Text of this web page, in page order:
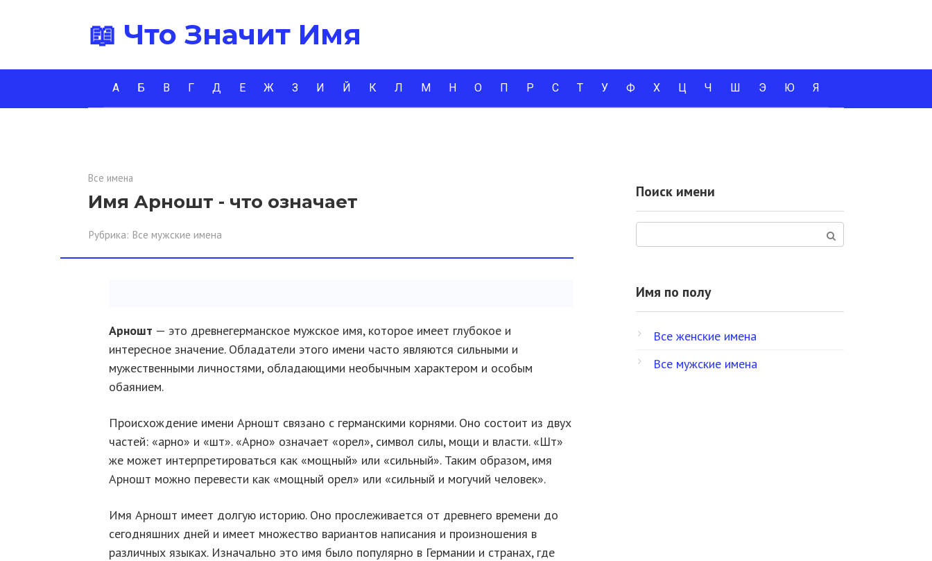
📖 Что Значит Имя
А Б В Г Д Е Ж З И Й К Л М Н О П Р С Т У Ф Х Ц Ч Ш Э Ю Я
Все имена
Имя Арношт - что означает
Рубрика: Все мужские имена
Арношт — это древнегерманское мужское имя, которое имеет глубокое и
интересное значение. Обладатели этого имени часто являются сильными и
мужественными личностями, обладающими необычным характером и особым
обаянием.
Происхождение имени Арношт связано с германскими корнями. Оно состоит из двух
частей: «арно» и «шт». «Арно» означает «орел», символ силы, мощи и власти. «Шт»
же может интерпретироваться как «мощный» или «сильный». Таким образом, имя
Арношт можно перевести как «мощный орел» или «сильный и могучий человек».
Имя Арношт имеет долгую историю. Оно прослеживается от древнего времени до
сегодняшних дней и имеет множество вариантов написания и произношения в
различных языках. Изначально это имя было популярно в Германии и странах, где
Поиск имени
Имя по полу
Все женские имена
Все мужские имена